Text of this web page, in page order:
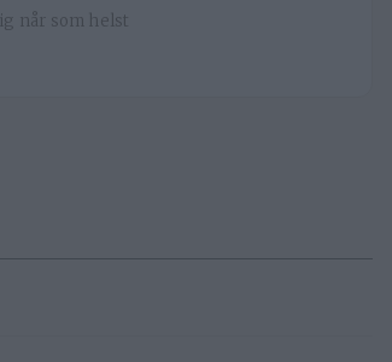
når som helst